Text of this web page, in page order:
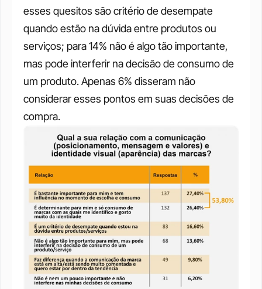
esses quesitos são critério de desempate
quando estão na dúvida entre produtos ou
serviços; para 14% não é algo tão importante,
mas pode interferir na decisão de consumo de
um produto. Apenas 6% disseram não
considerar esses pontos em suas decisões de
compra.